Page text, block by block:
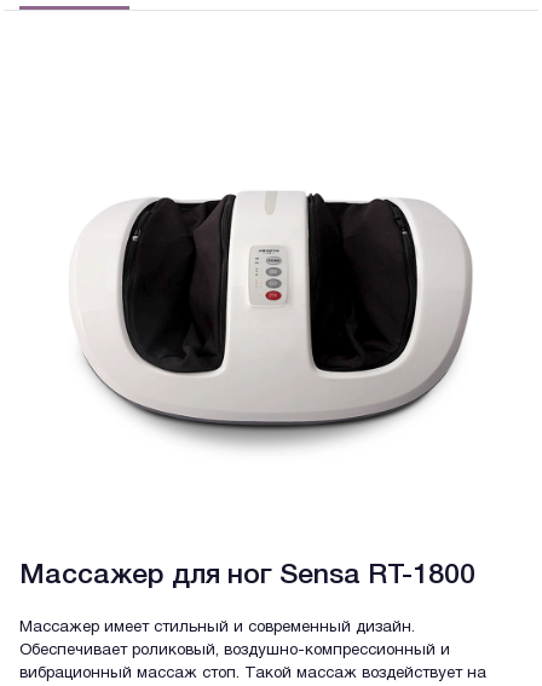
Массажер для ног Sensa RT-1800
Массажер имеет стильный и современный дизайн.
Обеспечивает роликовый, воздушно-компрессионный и
вибрационный массаж стоп. Такой массаж воздействует на